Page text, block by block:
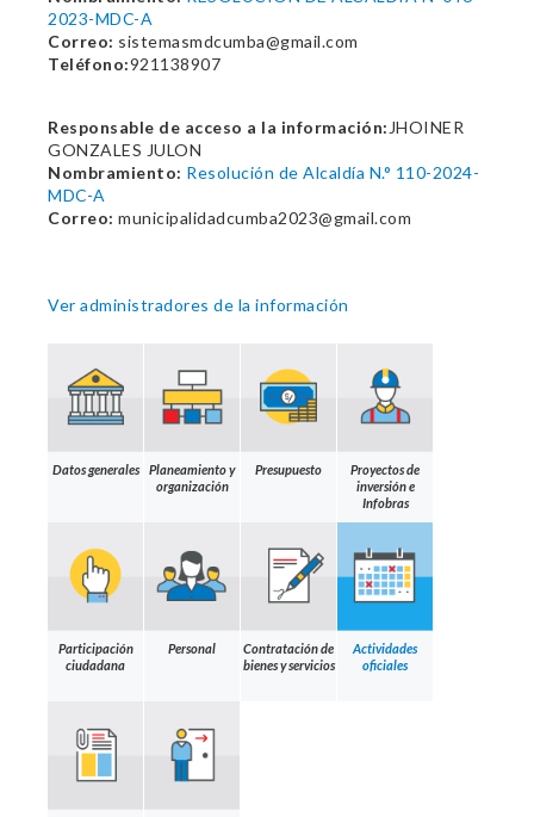
2023-MDC-A
Correo: sistemasmdcumba@gmail.com
Teléfono:921138907
Responsable de acceso a la información: JHOINER
GONZALES JULON
Nombramiento: Resolución de Alcaldía N.° 110-2024-
MDC-A
Correo: municipalidadcumba2023@gmail.com
Ver administradores de la información
Datos generales
Planeamiento y
organización
Presupuesto
Proyectos de
inversión e
Infobras
Participación
ciudadana
Personal
Contratación de
bienes y servicios
Actividades
oficiales